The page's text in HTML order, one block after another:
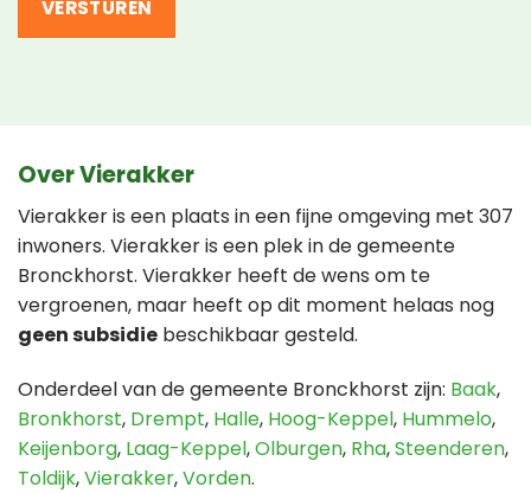
Over Vierakker
Vierakker is een plaats in een fijne omgeving met 307
inwoners. Vierakker is een plek in de gemeente
Bronckhorst. Vierakker heeft de wens om te
vergroenen, maar heeft op dit moment helaas nog
geen subsidie beschikbaar gesteld.
Onderdeel van de gemeente Bronckhorst zijn: Baak,
Bronkhorst, Drempt, Halle, Hoog-Keppel, Hummelo,
Keijenborg, Laag-Keppel,Olburgen, Rha,Steenderen,
Toldijk,Vierakker,Vorden.